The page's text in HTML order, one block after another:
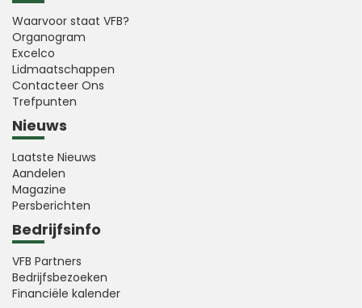
Waarvoor staat VFB?
Organogram
Excelco
Lidmaatschappen
Contacteer Ons
Trefpunten
Nieuws
Laatste Nieuws
Aandelen
Magazine
Persberichten
Bedrijfsinfo
VFB Partners
Bedrijfsbezoeken
Financiële kalender